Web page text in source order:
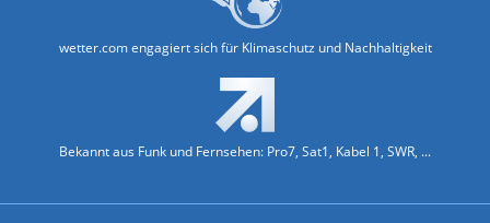
wetter.com engagiert sich für Klimaschutz und Nachhaltigkeit
Bekannt aus Funk und Fernsehen: Pro7, Sat1, Kabel 1, SWR, ...